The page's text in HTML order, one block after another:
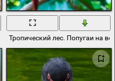
планом
Тропический лес. Попугаи на